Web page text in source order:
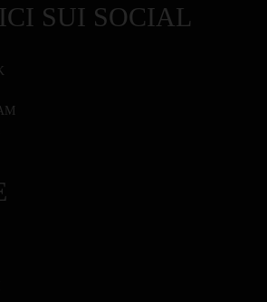
SUI SOCIAL